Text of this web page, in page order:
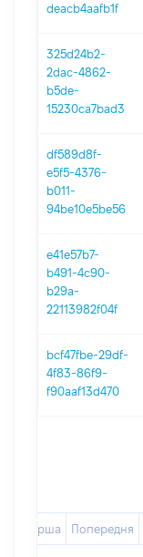
deacb4aafb1f
325d24b2-
2dac-4862-
b5de-
15230ca7bad3
df589d8f-
e5f5-4376-
b011-
94be10e5be56
e41e57b7-
b491-4c90-
b29a-
22113982f04f
bcf47fbe-29df-
4f83-86f9-
f90aaf13d470
Перша Попередня